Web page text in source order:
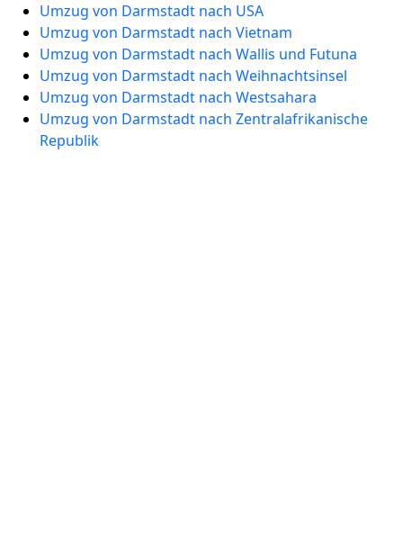
Umzug von Darmstadt nach USA
Umzug von Darmstadt nach Vietnam
Umzug von Darmstadt nach Wallis und Futuna
Umzug von Darmstadt nach Weihnachtsinsel
Umzug von Darmstadt nach Westsahara
Umzug von Darmstadt nach Zentralafrikanische
Republik